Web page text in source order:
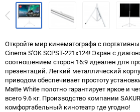
Откройте мир кинематографа с
Cinema S'OK SCPST-221x124! Экран с
соотношением сторон 16:9 идеален для
презентаций. Легкий металлический
приводом обеспечивает простоту
Matte White полотно гарантирует яркое и
всего 9.6 кг. Производство компании
комфортабельный кинотеатр где угодно!